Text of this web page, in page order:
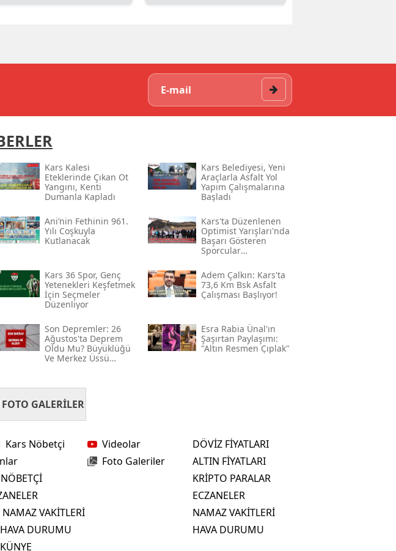
Eskişehir
Gaziantep
Giresun
Gümüşhane
Hakkari
Hatay
Isparta
Mersin
İzmir
Kayseri
Kırklareli
Kocaeli
Konya
Kütahya
Kars Kalesi
Eteklerinde Çıkan Ot
Yangını, Kenti
Dumanla Kapladı
Kars Belediyesi, Yeni
Araçlarla Asfalt Yol
Yapım Çalışmalarına
Başladı
Ani’nin Fethinin 961.
Yılı Coşkuyla
Kutlanacak
Kars'ta Düzenlenen
Optimist Yarışları'nda
Başarı Gösteren
Sporcular
Kars 36 Spor, Genç
Yetenekleri Keşfetmek
İçin Seçmeler
Düzenliyor
Adem Çalkın: Kars'ta
73,6 Km Bsk Asfalt
Çalışması Başlıyor!
Son Depremler: 26
Ağustos'ta Deprem
Oldu Mu? Büyüklüğü
Ve Merkez Üssü
Esra Rabia Ünal'ın
Şaşırtan Paylaşımı:
"altın Resmen Çıplak"
FOTO GALERILER
Kars Nöbetçi
NÖBETÇİ
NAMAZ VAKİTLERİ
HAVA DURUMU
KÜNYE
Videolar
Foto Galeriler
DÖVİZ FİYATLARI
ALTIN FİYATLARI
KRİPTO PARALAR
ECZANELER
NAMAZ VAKİTLERİ
HAVA DURUMU